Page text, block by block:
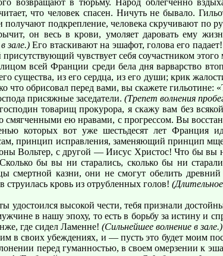
что человек спасен. Ничуть не бывало.
получают подкрепление, человека скручивают по
он весь в крови, умоляет даровать ему
зале.)Его втаскивают на эшафот, голова его
чувствует себя соучастником
всей Франции среди бела дня варварство
существа, из его сердца, из его души; крик
что обрисовал перед вами, вы скажете
присяжные заседатели. (Трепет волнения
товарищ прокурора, я скажу вам без
смягченными ею нравами, с прогрессом. Вы
которых вот уже шестьдесят лет Франция
принцип исправления, заменяющий принцип
Вольтер, с другой — Иисус Христос! Что бы вы
Сколько бы вы ни старались, сколько бы ни
смертной казни, они не смогут обелить
струилась кровь из отрубленных голов!
удостоился высокой чести, тебя признали
в нашу эпоху, то есть в борьбу за истину и
где сидел Ламенне! (Сильнейшее волнение в зале.)
в своих убеждениях, и — пусть это будет моим
перед гуманностью, в своем омерзении к